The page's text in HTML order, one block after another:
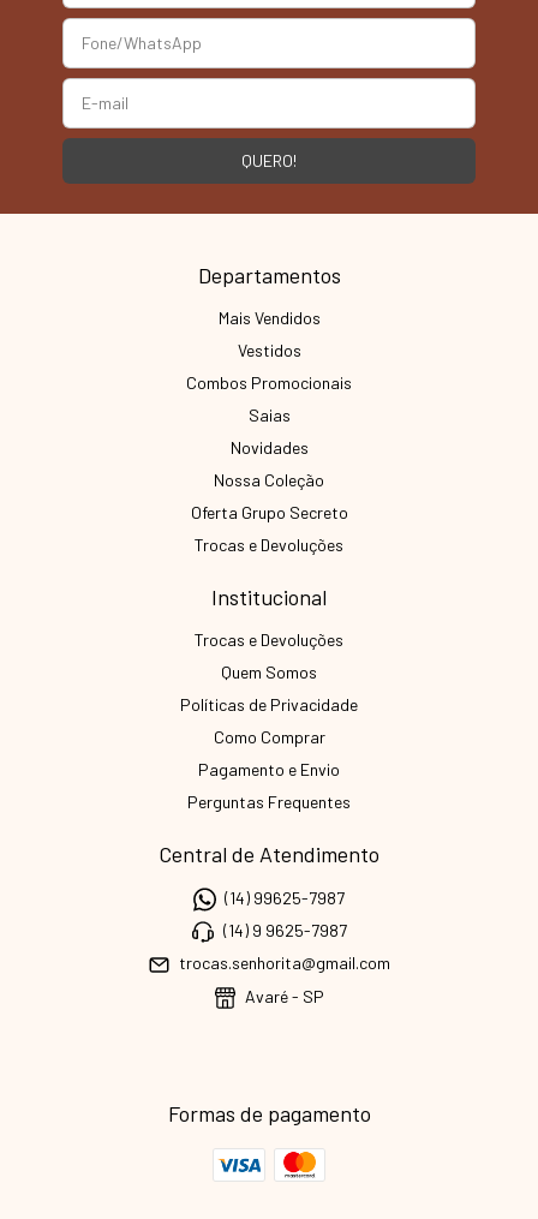
Departamentos
Mais Vendidos
Vestidos
Combos Promocionais
Saias
Novidades
Nossa Coleção
Oferta Grupo Secreto
Trocas e Devoluções
Institucional
Trocas e Devoluções
Quem Somos
Políticas de Privacidade
Como Comprar
Pagamento e Envio
Perguntas Frequentes
Central de Atendimento
(14) 99625-7987
(14) 9 9625-7987
trocas.senhorita@gmail.com
Avaré - SP
Formas de pagamento